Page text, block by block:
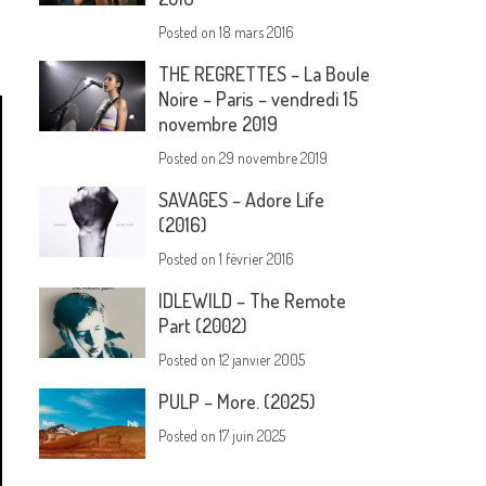
Posted on18 mars 2016
THE REGRETTES – La Boule
Noire – Paris – vendredi 15
novembre 2019
Posted on29 novembre 2019
SAVAGES – Adore Life
(2016)
Posted on1 février 2016
IDLEWILD – The Remote
Part (2002)
Posted on12 janvier 2005
PULP – More. (2025)
Posted on17 juin 2025